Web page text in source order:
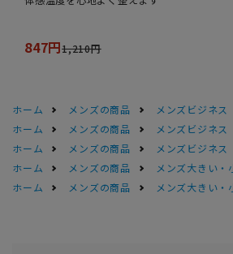
847円1,210円
ホーム メンズの商品 メンズビジネス
ホーム
メンズの商品 メンズビジネス
ホーム
メンズの商品 メンズビジネス
ホーム
メンズの商品 メンズ大きい・
ホーム
メンズの商品 メンズ大きい・